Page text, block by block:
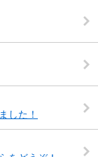
した！